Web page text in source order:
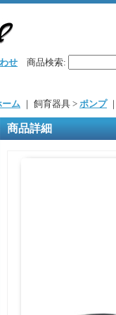
せ 商品検索:
ーム ｜ 飼育器具 > ポンプ｜
商品詳細